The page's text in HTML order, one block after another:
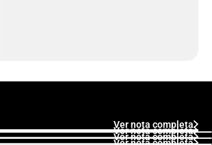
Ver nota completa
Ver nota completa
Ver nota completa
Ver nota completa